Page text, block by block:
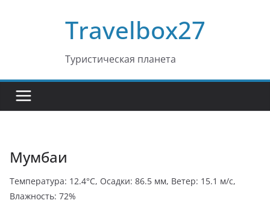
Travelbox27
Туристическая планета
Мумбаи
Температура: 12.4°C, Осадки: 86.5 мм, Ветер: 15.1 м/с,
Влажность: 72%